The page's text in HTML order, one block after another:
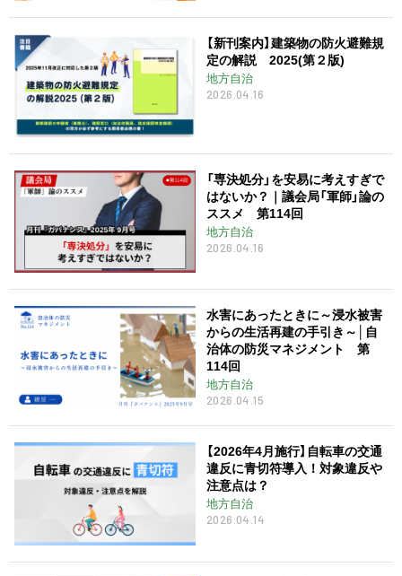
【新刊案内】建築物の防火避難規
定の解説 2025(第２版)
地方自治
2026.04.16
「専決処分」を安易に考えすぎで
はないか？｜議会局「軍師」論の
ススメ 第114回
地方自治
2026.04.16
水害にあったときに～浸水被害
からの生活再建の手引き～│自
治体の防災マネジメント 第
114回
地方自治
2026.04.15
【2026年4月施行】自転車の交通
違反に青切符導入！対象違反や
注意点は？
地方自治
2026.04.14